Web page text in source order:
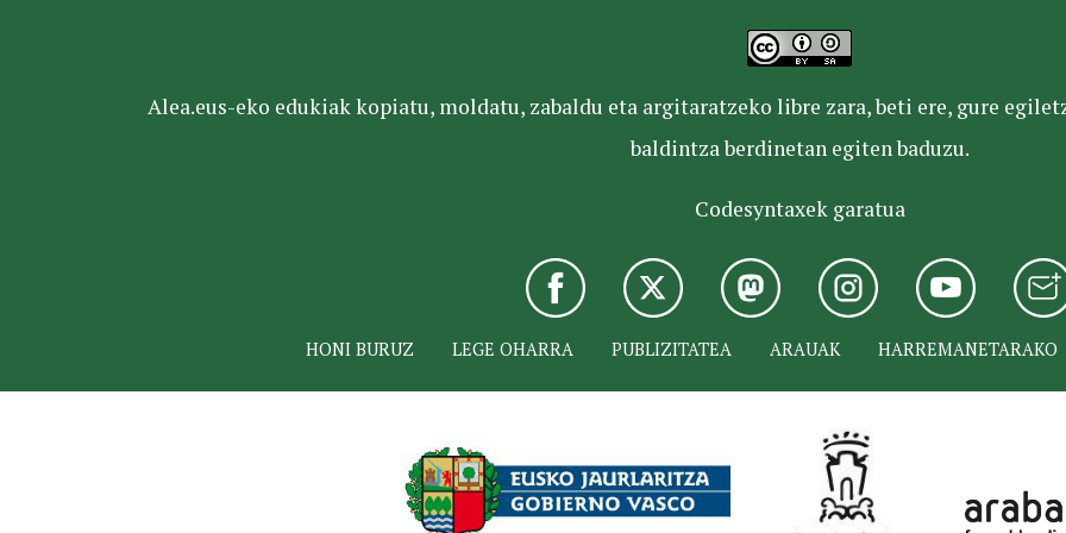
Alea.eus-eko edukiak kopiatu, moldatu, zabaldu eta argitaratzeko libre zara, beti ere, gure
baldintza berdinetan egiten baduzu.
Codesyntaxek garatua
HONI BURUZ LEGE OHARRA PUBLIZITATEA ARAUAK HARREMANETARAKO